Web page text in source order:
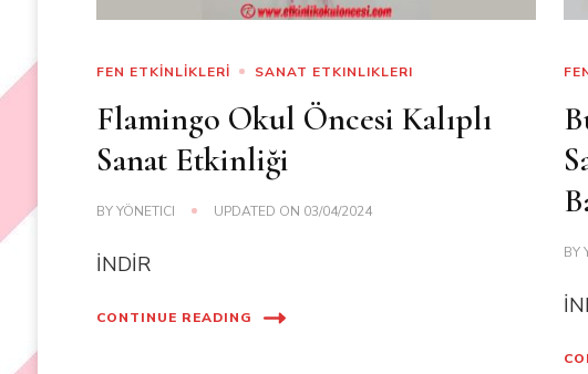
FEN ETKİNLİKLERİ SANAT ETKINLIKLERI
Flamingo Okul Öncesi Kalıplı
Sanat Etkinliği
BYYÖNETICI UPDATED ON 03/04/2024
İNDİR
CONTINUE READING
BY